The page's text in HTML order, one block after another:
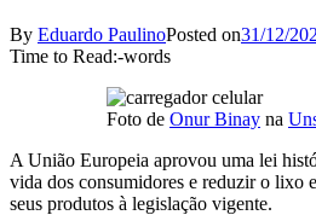
By Eduardo PaulinoPosted on31/12/
Time to Read:-words
Foto de Onur Binay na
A União Europeia aprovou uma lei
vida dos consumidores e reduzir o lixo
seus produtos à legislação vigente.